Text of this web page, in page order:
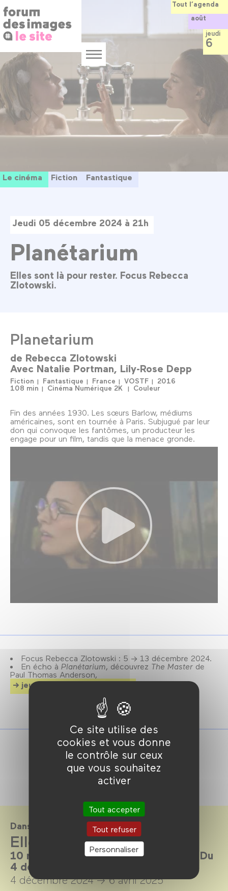
Ce site utilise des
cookies et vous donne
le contrôle sur ceux
que vous souhaitez
activer
Tout accepter
Tout refuser
Personnaliser
au
contenu
principal
Menu
Le cinéma Fiction Fantastique
Jeudi 05 décembre 2024 à 21h
Planétarium
Elles sont là pour rester. Focus Rebecca
Zlotowski.
Planetarium
de Rebecca Zlotowski
Avec Natalie Portman Lily-Rose Depp
Fiction Fantastique France VOSTF
2016
108 min
Cinéma Numérique 2K Couleur
Fin des années 1930. Les sœurs Barlow, médiums
américaines, sont en tournée à Paris. Subjugué par leur
don qui convoque les fantômes, un producteur les
engage pour un film, tandis que la menace gronde.
Focus Rebecca Zlotowski : 5 → 13 décembre 2024.
En écho à Planétarium , découvrez The Master de
Paul Thomas Anderson,
jeudi 12 décembre à 20h30.
Dans le cadre de
Elles sont là pour rester
10 réalisatrices aujourd’hui en France. Du
4 décembre 2024 au 6 avril 2025.
4 décembre 2024 → 6 avril 2025
Tout l’agenda
août
jeudi
6